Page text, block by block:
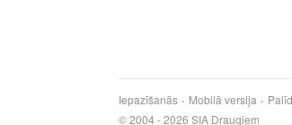
Iepazīšanās Mobilā versija
© 2004 - 2026 SIA Draugiem